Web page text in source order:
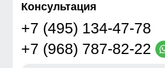
Консультация
+7 (495) 134-47-78
+7 (968) 787-82-22